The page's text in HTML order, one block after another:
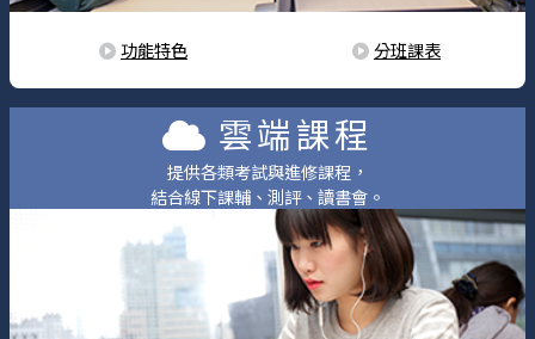
功能特色 分班課表
雲端課程
提供各類考試與進修課程，
結合線下課輔、測評、讀書會。